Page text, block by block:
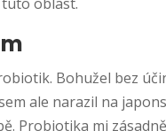
Bohužel bez
ale narazil na
Probiotika mi